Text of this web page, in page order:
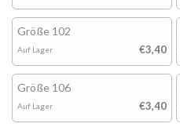
Größe 102
€3,40
Auf Lager
Größe 106
€3,40
Auf Lager